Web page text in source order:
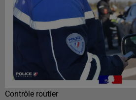
Contrôle routier